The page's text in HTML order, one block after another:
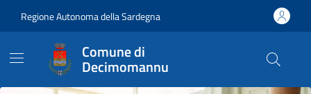
Regione Autonoma della Sardegna
Comune di
Decimomannu